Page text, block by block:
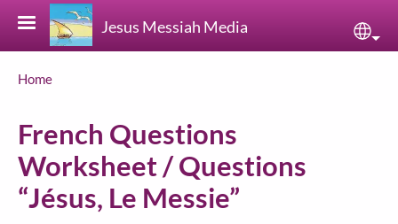
Skip to main content
Jesus Messiah Media
Breadcrumb
Home
French Questions
Worksheet / Questions
“Jésus, Le Messie”